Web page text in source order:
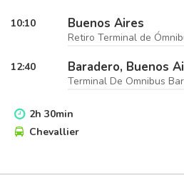
10:10 Buenos Aires
Retiro Terminal de
12:40 Baradero, Buenos
Terminal De Omnibus
2h 30min
Chevallier